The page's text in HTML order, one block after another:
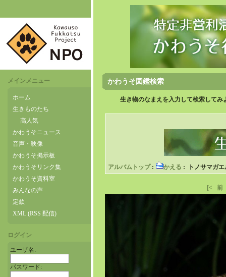
メインメニュー
ホーム
生きものたち
高人気
かわうそニュース
音声・映像
かわうそ掲示板
かわうそリンク集
かわうそ資料室
みんなの声
定款
XML (RSS 配信)
ログイン
ユーザ名:
パスワード:
かわうそ図鑑検索
生き物のなまえを入力して検索して
アルバムトップ: かえる : トノサマガエ
[< 前